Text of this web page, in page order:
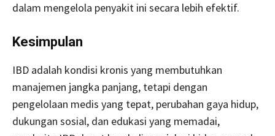
dalam mengelola penyakit ini secara lebih efektif.
Kesimpulan
IBD adalah kondisi kronis yang membutuhkan
manajemen jangka panjang, tetapi dengan
pengelolaan medis yang tepat, perubahan gaya hidup,
dukungan sosial, dan edukasi yang memadai,